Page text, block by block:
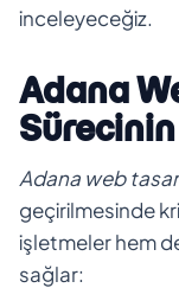
inceleyeceğiz.
Adana
Adana web
geçirilmesinde
işletmeler hem
sağlar: